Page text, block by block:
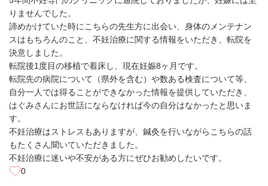
りませんでした。
諦めかけていた時にこちらの先生方に出会い、身体のメンテナン
スはもちろんのこと、不妊治療に関する情報をいただき、転院を
決意しました。
転院後1度目の移植で着床し、現在妊娠8ヶ月です。
転院先の病院について（県外を含む）や数ある検査について等、
自分一人では得ることができなかった情報を提供していただき、
はぐみさんにお世話にならなければ今の自分はなかったと思いま
す。
不妊治療はストレスもありますが、鍼灸を行いながらこちらの話
もたくさん聞いていただきました。
不妊治療に迷いや不安がある方にぜひお勧めしたいです。
0